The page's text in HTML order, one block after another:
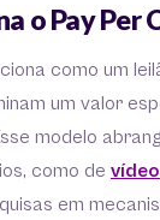
o Pay Per
como um
um valor
modelo
como de vídeo
em